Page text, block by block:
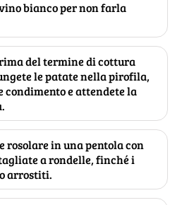
bianco per non farla
del termine di cottura
le patate nella pirofila,
condimento e attendete la
rosolare in una pentola con
a rondelle, finché i
arrostiti.